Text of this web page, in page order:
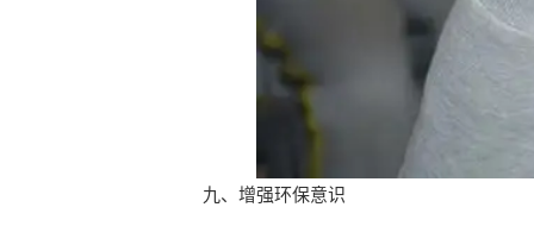
九、增强环保意识